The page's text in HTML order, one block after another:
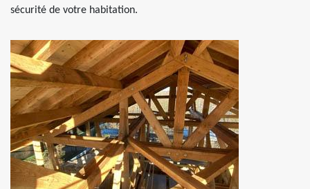
sécurité de votre habitation.